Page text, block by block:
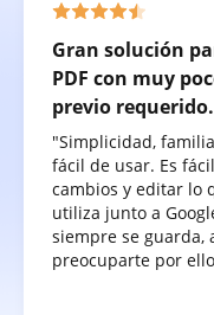
Gran solución
PDF con muy
previo requerido.
"Simplicidad,
fácil de usar. Es
cambios y editar lo
utiliza junto a
siempre se guarda,
preocuparte por